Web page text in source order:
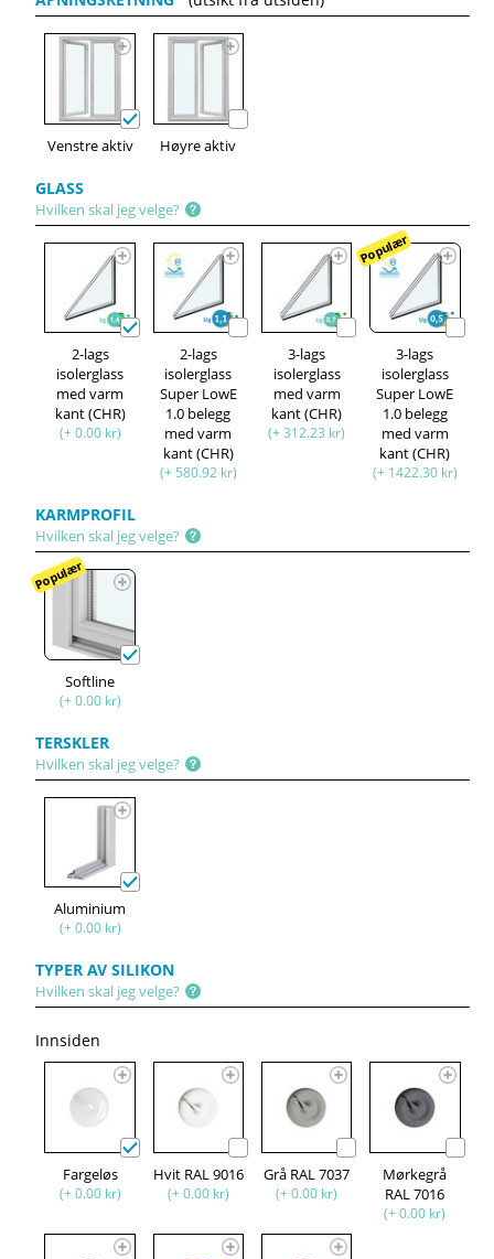
Venstre aktiv Høyre aktiv
GLASS
Hvilken skal jeg velge?
2-lags
isolerglass
med varm
kant (CHR)
(+ 0.00 kr)
2-lags
isolerglass
Super LowE
1.0 belegg
med varm
kant (CHR)
(+ 580.92 kr)
3-lags
isolerglass
med varm
kant (CHR)
(+ 312.23 kr)
Populær
3-lags
isolerglass
Super LowE
1.0 belegg
med varm
kant (CHR)
(+ 1422.30 kr)
KARMPROFIL
Hvilken skal jeg velge?
Populær
Softline
(+ 0.00 kr)
TERSKLER
Hvilken skal jeg velge?
Aluminium
(+ 0.00 kr)
TYPER AV SILIKON
Hvilken skal jeg velge?
Innsiden
Fargeløs
(+ 0.00 kr)
Hvit RAL 9016
(+ 0.00 kr)
Grå RAL 7037
(+ 0.00 kr)
Mørkegrå
RAL 7016
(+ 0.00 kr)